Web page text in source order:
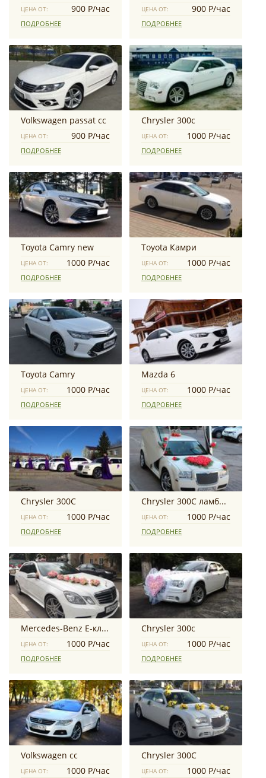
ЦЕНА ОТ: 900 Р/час
ПОДРОБНЕЕ
ЦЕНА ОТ: 900 Р/час
ПОДРОБНЕЕ
Volkswagen passat cc
ЦЕНА ОТ: 900 Р/час
ПОДРОБНЕЕ
Chrysler 300с
ЦЕНА ОТ: 1000 Р/час
ПОДРОБНЕЕ
Toyota Camry new
ЦЕНА ОТ: 1000 Р/час
ПОДРОБНЕЕ
Toyota Камри
ЦЕНА ОТ: 1000 Р/час
ПОДРОБНЕЕ
Toyota Camry
ЦЕНА ОТ: 1000 Р/час
ПОДРОБНЕЕ
Mazda 6
ЦЕНА ОТ: 1000 Р/час
ПОДРОБНЕЕ
Chrysler 300C
ЦЕНА ОТ: 1000 Р/час
ПОДРОБНЕЕ
Chrysler 300C ламбо двери
ЦЕНА ОТ: 1000 Р/час
ПОДРОБНЕЕ
Mercedes-Benz E-класс AMG
ЦЕНА ОТ: 1000 Р/час
ПОДРОБНЕЕ
Chrysler 300c
ЦЕНА ОТ: 1000 Р/час
ПОДРОБНЕЕ
Volkswagen cc
ЦЕНА ОТ: 1000 Р/час
Chrysler 300С
ЦЕНА ОТ: 1000 Р/час